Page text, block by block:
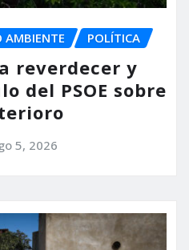
AMBIENTE POLÍTICA
reverdecer y
del PSOE sobre
5, 2026